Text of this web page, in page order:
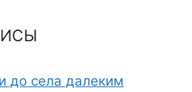
до села далеким